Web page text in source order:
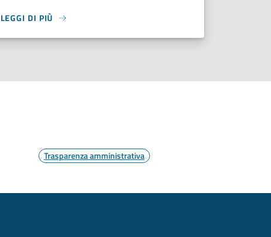
LEGGI DI PIÙ
Trasparenza amministrativa